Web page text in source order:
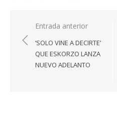
Navegación
de
entradas
Entrada anterior
‘SOLO VINE A DECIRTE’
QUE ESKORZO LANZA
NUEVO ADELANTO